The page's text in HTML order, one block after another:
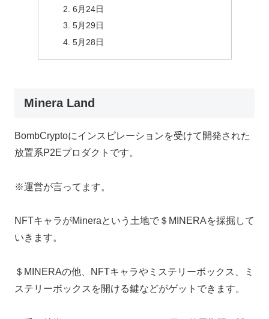
6月24日
5月29日
5月28日
Minera Land
BombCryptoにインスピレーションを受けて開発された
放置系P2Eプロダクトです。
※運営が言ってます。
NFTキャラがMineraという土地で＄MINERAを採掘して
いきます。
＄MINERAの他、NFTキャラやミステリーボックス、ミ
ステリーボックスを開ける鍵などがゲットできます。